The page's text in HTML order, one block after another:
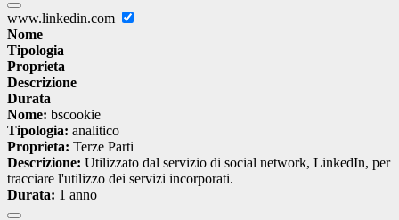
www.linkedin.com
Nome
Tipologia
Proprieta
Descrizione
Durata
Nome: bscookie
Tipologia: analitico
Proprieta: Terze Parti
Descrizione: Utilizzato dal servizio di social network, LinkedIn, per
tracciare l'utilizzo dei servizi incorporati.
Durata: 1 anno